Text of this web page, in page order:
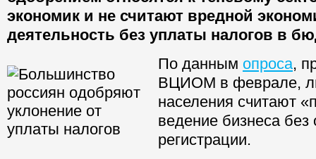
экономик и не считают вредной
деятельность без уплаты налогов в
По данным опроса,
ВЦИОМ в феврале,
населения считают
ведение бизнеса
регистрации.